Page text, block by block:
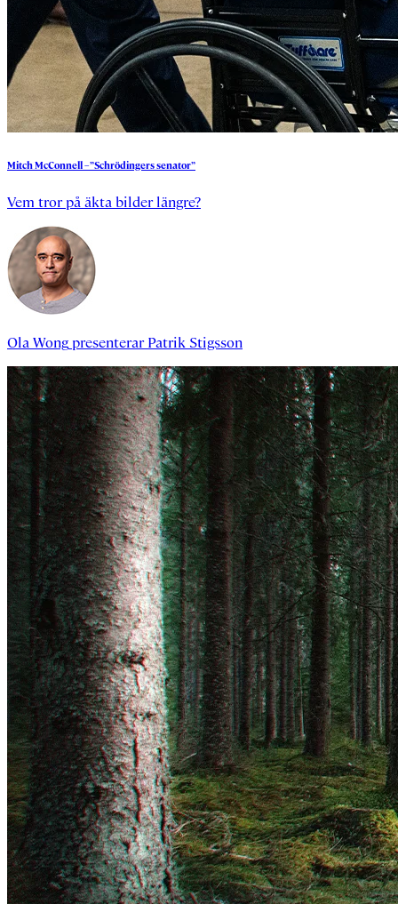
MitchMcConnell– ”Schrödingerssenator”
Vem tror på äkta bilder längre?
Ola Wongpresenterar Patrik Stigsson